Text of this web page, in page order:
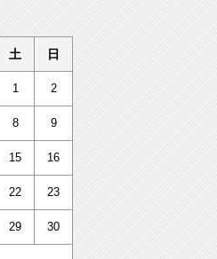
土 日
1 2
8 9
15 16
22 23
29 30